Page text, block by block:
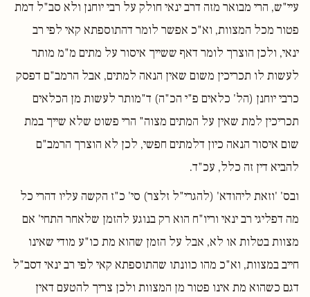
עיי"ש, הרי מבואר מזה דרב ינאי חולק על רבי יוחנן ולא סב"ל דמת
פטור מכל המצוות, וא"כ אפשר לומר דהתוספתא קאי לפי רב
ינאי, ולכן הוצרך לומר דאף ששייך איסור על מתים מ"מ מותר
לעשות לו תכריכין משום שאין הנאה למתים, אבל הרמב"ם דפסק
כרבי יוחנן (הל' כלאים פ"י הכ"ה) ד"מותר לעשות מן הכלאים
תכריכין למת שאין על המתים מצוה" הרי פשוט שלא שייך במת
שום איסור הנאה כיון דלמתים חפשי, לכן לא הוצרך הרמב"ם
להביא דין זה כלל, עכ"ד.
ובס' 'וזאת ליהודא' (להגרי"ל זלצר) סי' כ"ז הקשה עליו דהרי כל
מה דפליגי רב ינאי וריו"ח הוא רק בנוגע להזמן שלאחר התחי' אם
מצוות בטלות או לא, אבל על הזמן שהוא מת כו"ע מודי שאינו
חייב במצוות, וא"כ מהו כוונתו שהתוספתא קאי לפי רב ינאי דסב"ל
דגם כשהוא מת אינו פטור מן המצוות ולכן צריך להטעם דאין